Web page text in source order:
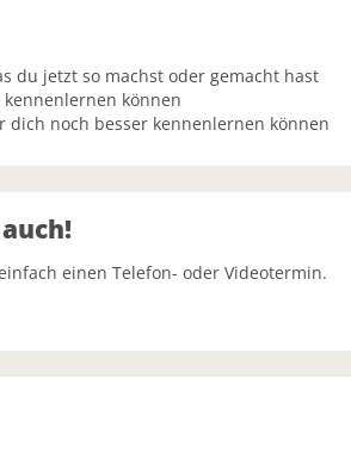
du jetzt so machst oder gemacht hast
können
dich noch besser kennenlernen können
einen Telefon- oder Videotermin.